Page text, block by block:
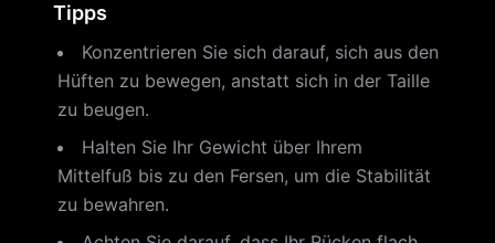
Tipps
Konzentrieren Sie sich darauf, sich aus den
Hüften zu bewegen, anstatt sich in der Taille
zu beugen.
Halten Sie Ihr Gewicht über Ihrem
Mittelfuß bis zu den Fersen, um die Stabilität
zu bewahren.